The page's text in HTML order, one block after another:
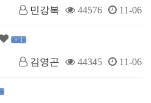
민강복 44576 11-06
+ 1
김영곤 44345 11-06